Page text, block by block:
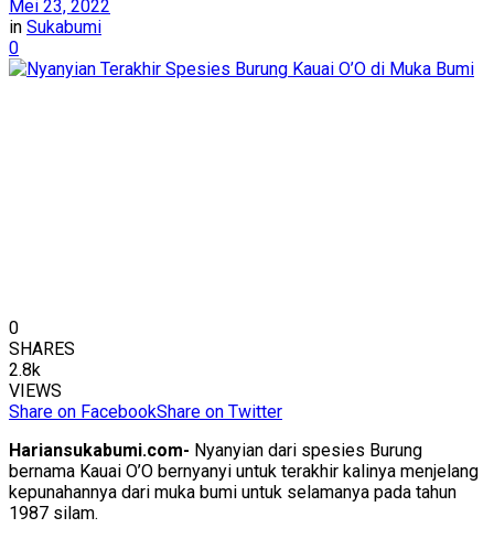
Mei 23, 2022
in Sukabumi
0
0
SHARES
2.8k
VIEWS
Share on FacebookShare on Twitter
Hariansukabumi.com- Nyanyian dari spesies Burung
bernama Kauai O’O bernyanyi untuk terakhir kalinya menjelang
kepunahannya dari muka bumi untuk selamanya pada tahun
1987 silam.